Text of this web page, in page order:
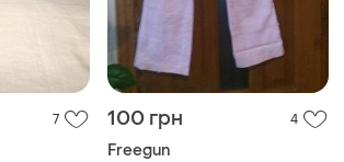
7 100 грн 4
Freegun